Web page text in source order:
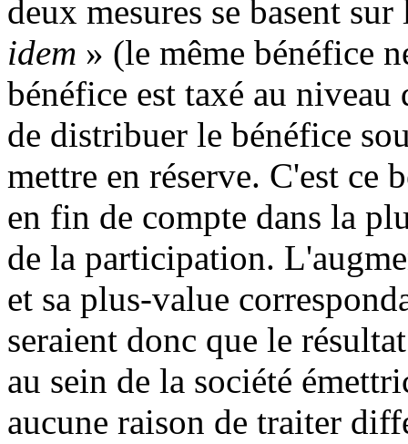
deux mesures se basent
idem » (le même bénéfice
bénéfice est taxé au
de distribuer le bénéfice
mettre en réserve. C'est ce
en fin de compte dans la
de la participation.
et sa plus-value
seraient donc que le
au sein de la société
aucune raison de traiter